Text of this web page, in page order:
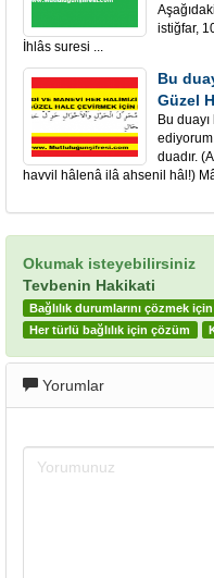
istiğfar,
İhlâs suresi ...
Bu
Güzel
Bu
duadır.
havvil hâlenâ ilâ ahsenil hâl!)
Okumak isteyebilirsiniz
Tevbenin Hakikati
Bağlılık durumlarını çözmek
Her türlü bağlılık için çözüm
Yorumlar